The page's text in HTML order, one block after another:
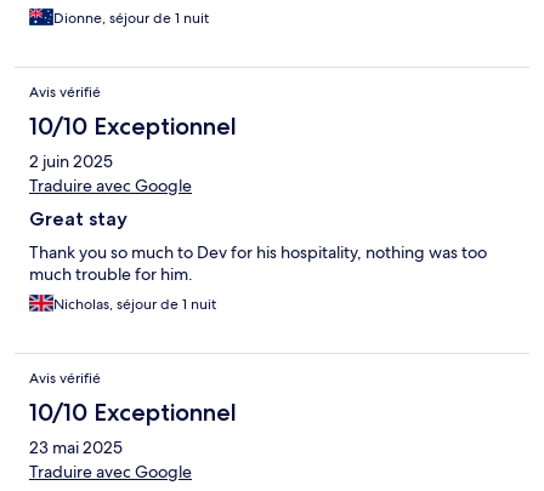
Dionne, séjour de 1 nuit
Avis vérifié
10/10 Exceptionnel
2 juin 2025
Traduire avec Google
Great stay
Thank you so much to Dev for his hospitality, nothing was too
much trouble for him.
Nicholas, séjour de 1 nuit
Avis vérifié
10/10 Exceptionnel
23 mai 2025
Traduire avec Google